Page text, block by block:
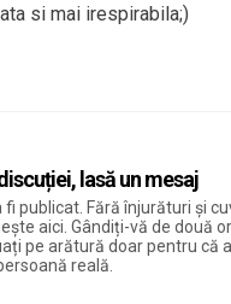
si mai irespirabila;)
lasă un mesaj
fi publicat. Fără înjurături și
aici. Gândiți-vă de două
pe arătură doar pentru că
reală.